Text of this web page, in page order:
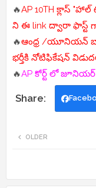
🔥AP 10TH క్లాస్
ని ఈ link ద్వారా ఫాస్ట్
🔥ఆంధ్ర /యూనియన్
భర్తీకి నోటిఫికేషన్
🔥AP కోర్ట్ లో
OLDER